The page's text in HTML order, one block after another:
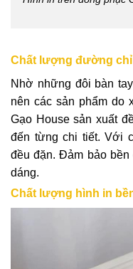
Chất lượng đường chỉ
Nhờ những đôi bàn
nên các sản phẩm
Gạo House sản xuất
đến từng chi tiết. Với
đều đặn. Đảm bảo
dáng.
Chất lượng hình in